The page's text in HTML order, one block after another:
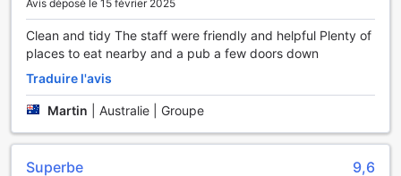
d'installations pratiques qui garantissent un séjour sans
souci pour tous ses hôtes. Avec un service de chambre
disponible 24 heures sur 24, vous pouvez savourer vos
repas ou vos collations à toute heure du jour ou de la nuit,
sans avoir à quitter le confort de votre chambre. De plus, le
service de blanchisserie et de nettoyage à sec vous
au long de votre séjour. Pour votre tranquillité d'esprit, des
coffres-forts sont disponibles pour sécuriser vos objets de
Avis déposé le 15 février 2025
Clean and tidy The staff were friendly and helpful Plenty of
places to eat nearby and a pub a few doors down
Traduire l'avis
Martin Australie | Groupe
Superbe 9,6